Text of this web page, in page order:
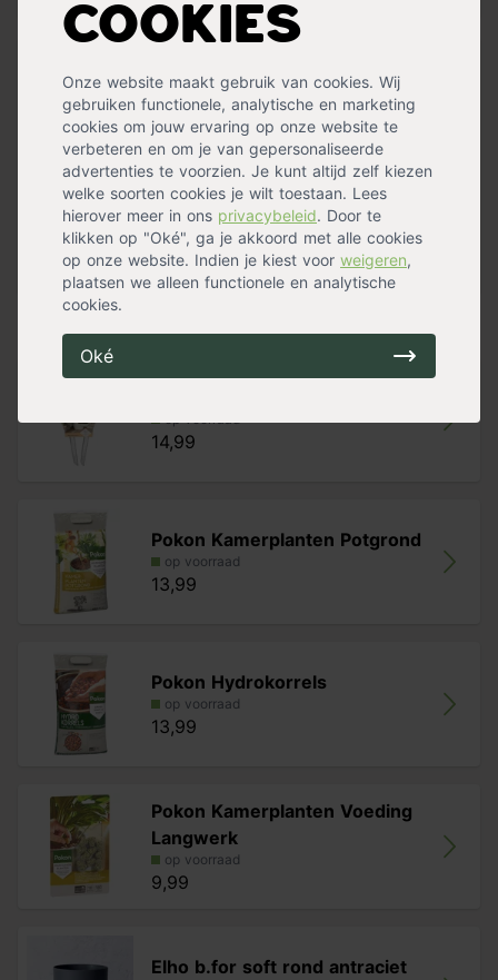
Cookies
Onze website maakt gebruik van cookies. Wij
gebruiken functionele, analytische en marketing
cookies om jouw ervaring op onze website te
verbeteren en om je van gepersonaliseerde
advertenties te voorzien. Je kunt altijd zelf kiezen
welke soorten cookies je wilt toestaan. Lees
hierover meer in ons privacybeleid. Door te
klikken op "Oké", ga je akkoord met alle cookies
op onze website. Indien je kiest voor weigeren,
plaatsen we alleen functionele en analytische
cookies.
Oké
wordt.
De varen houdt ervan om op een lichte en zonnige plek
te staan. Aangezien de plant van oorsprong uit warme
gebieden komt is het belangrijk temperaturen onder de
15 graden te voorkomen. Verder drinkt de krulvaren
graag een slokje water. Zorg ervoor dat de grond altijd
vochtig aanvoelt. Voorkom wel een laag water in de pot.
Gebruik bij het potten Pokon kamerplanten potgrond en
Pokon kamerplanten voeding. Hiermee leg je een goede
basis voor een gezonde plant waar je lang van kunt
genieten.
Geschikt voor Binnen,In plantenbakken
Hoogte
10 - 20 cm, 40 - 60 cm,60 - 80 cm
Bladkleur
Groen
Onderhoud
Gemiddeld
Standplaats
Halfschaduw
Bloemen
Nee
Waterbehoefte
Gemiddeld
Groeisnelheid
Gemiddeld
Meer specificaties »
op voorraad
14,99
Pokon Kamerplanten Potgrond
op voorraad
13,99
Pokon Hydrokorrels
op voorraad
13,99
Pokon Kamerplanten Voeding
Langwerk
op voorraad
9,99
Elho b.for soft rond antraciet